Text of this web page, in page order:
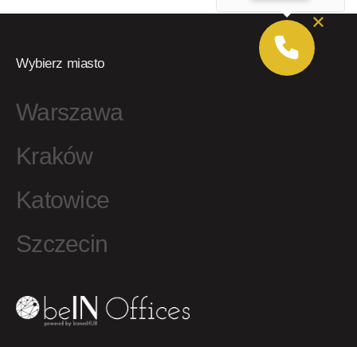
Wybierz miasto
Warszawa
Kraków
Katowice
Szczecin